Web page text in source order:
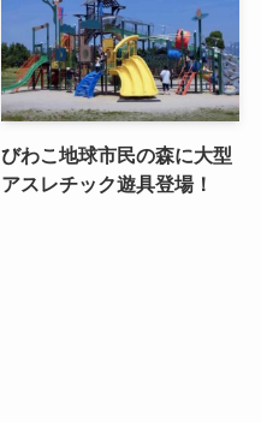
びわこ地球市民の森に大型
アスレチック遊具登場！